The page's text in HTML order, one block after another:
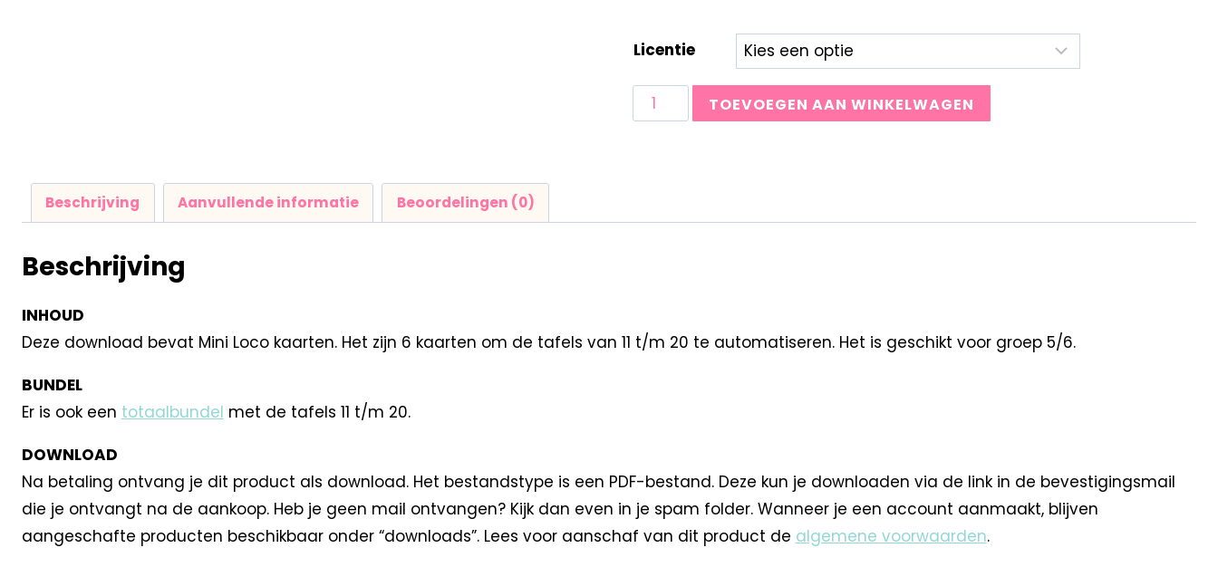
Licentie
TOEVOEGEN AAN WINKELWAGEN
Beschrijving Aanvullende informatie Beoordelingen (0)
Beschrijving
INHOUD
Deze download bevat Mini Loco kaarten. Het zijn 6 kaarten om de tafels van 11 t/m 20 te automatiseren. Het is geschikt voor groep 5/6.
BUNDEL
Er is ook een totaalbundel met de tafels 11 t/m 20.
DOWNLOAD
Na betaling ontvang je dit product als download. Het bestandstype is een PDF-bestand. Deze kun je downloaden via de link in de bevestigingsmail
die je ontvangt na de aankoop. Heb je geen mail ontvangen? Kijk dan even in je spam folder. Wanneer je een account aanmaakt, blijven
aangeschafte producten beschikbaar onder “downloads”. Lees voor aanschaf van dit product de algemene voorwaarden.